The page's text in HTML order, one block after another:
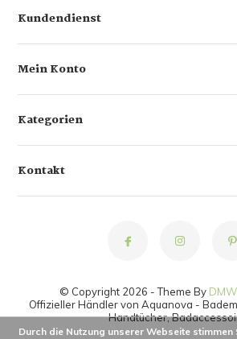
Kundendienst
Mein Konto
Kategorien
Kontakt
© Copyright 2026 - Theme By
Offizieller Händler von Aquanova -
Handtücher,
Durch die Nutzung unserer Webseite stimmen